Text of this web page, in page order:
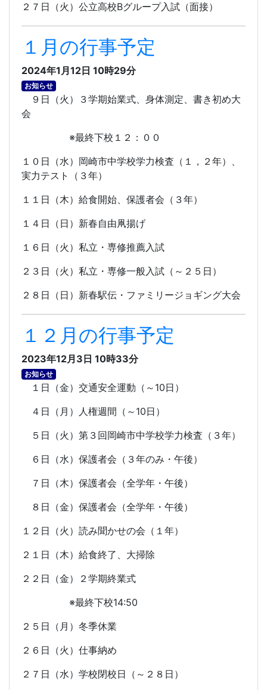
２７日（火）公立高校Bグループ入試（面接）
１月の行事予定
2024年1月12日 10時29分
お知らせ
９日（火）３学期始業式、身体測定、書き初め大
会
※最終下校１２：００
１０日（水）岡崎市中学校学力検査（１，２年）、
実力テスト（３年）
１１日（木）給食開始、保護者会（３年）
１４日（日）新春自由凧揚げ
１６日（火）私立・専修推薦入試
２３日（火）私立・専修一般入試（～２５日）
２８日（日）新春駅伝・ファミリージョギング大会
１２月の行事予定
2023年12月3日 10時33分
お知らせ
１日（金）交通安全運動（～ 10日）
４日（月）人権週間（～ 10日）
５日（火）第３回岡崎市中学校学力検査（３年）
６日（水）保護者会（３年のみ・午後）
７日（木）保護者会（全学年・午後）
８日（金）保護者会（全学年・午後）
１２日（火）読み聞かせの会（１年）
２１日（木）給食終了、大掃除
２２日（金）２学期終業式
※最終下校14:50
２５日（月）冬季休業
２６日（火）仕事納め
２７日（水）学校閉校日（～２８日）